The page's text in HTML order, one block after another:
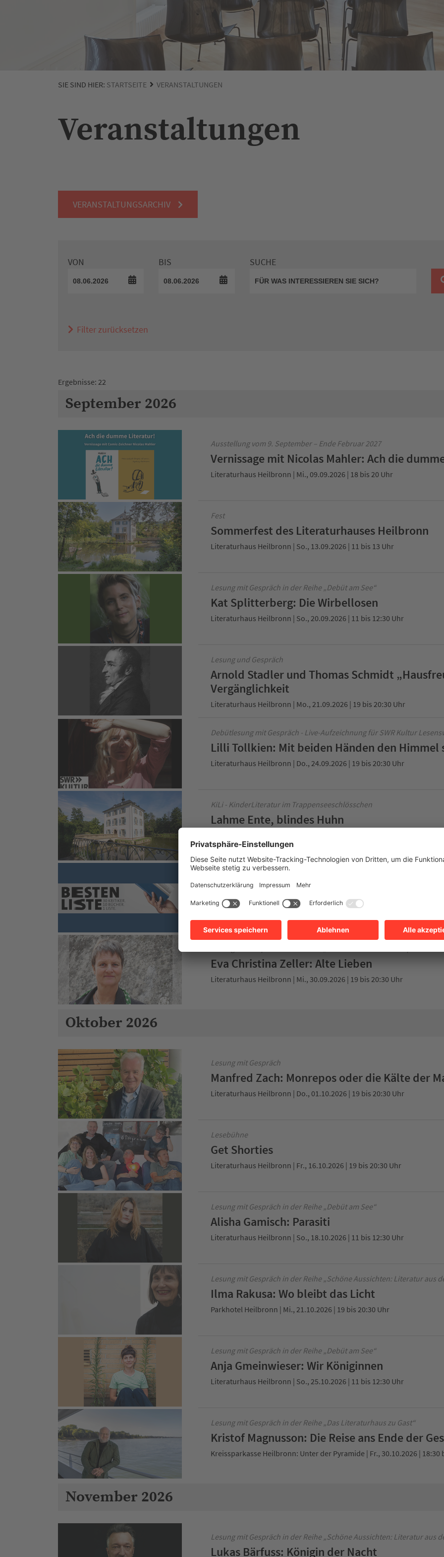
SIE SIND HIER: STARTSEITE VERANSTALTUNGEN
Veranstaltungen
VERANSTALTUNGSARCHIV
VON BIS SUCHE
Filter zurücksetzen
Ergebnisse: 22
September 2026
Ausstellung vom 9. September – Ende Februar 2027
Vernissage mit Nicolas Mahler: Ach die
Literaturhaus Heilbronn | Mi., 09.09.2026 | 18 bis 20 Uhr
Fest
Sommerfest des Literaturhauses Heilbronn
Literaturhaus Heilbronn | So., 13.09.2026 | 11 bis 13 Uhr
Lesung mit Gespräch in der Reihe „Debüt am See“
Kat Splitterberg: Die Wirbellosen
Literaturhaus Heilbronn | So., 20.09.2026 | 11 bis 12:30 Uhr
Lesung und Gespräch
Arnold Stadler und Thomas Schmidt
Vergänglichkeit
Literaturhaus Heilbronn | Mo., 21.09.2026 | 19 bis 20:30 Uhr
Debütlesung mit Gespräch - Live-Aufzeichnung für SWR Kultur
Lilli Tollkien: Mit beiden Händen den Himmel
Literaturhaus Heilbronn | Do., 24.09.2026 | 19 bis 20:30 Uhr
KiLi - KinderLiteratur im Trappenseeschlösschen
Lahme Ente, blindes Huhn
SWR Bestenliste
Schießhaus | Di., 29.09.2026 | 19 bis 20:30 Uhr
Eva Christina Zeller: Alte Lieben
Literaturhaus Heilbronn | Mi., 30.09.2026 | 19 bis 20:30 Uhr
Oktober 2026
Lesung mit Gespräch
Manfred Zach: Monrepos oder die Kälte der
Literaturhaus Heilbronn | Do., 01.10.2026 | 19 bis 20:30 Uhr
Lesebühne
Get Shorties
Literaturhaus Heilbronn | Fr., 16.10.2026 | 19 bis 20:30 Uhr
Lesung mit Gespräch in der Reihe „Debüt am See“
Alisha Gamisch: Parasiti
Literaturhaus Heilbronn | So., 18.10.2026 | 11 bis 12:30 Uhr
Lesung mit Gespräch in der Reihe „Schöne Aussichten: Literatur aus
Ilma Rakusa: Wo bleibt das Licht
Parkhotel Heilbronn | Mi., 21.10.2026 | 19 bis 20:30 Uhr
Lesung mit Gespräch in der Reihe „Debüt am See“
Anja Gmeinwieser: Wir Königinnen
Literaturhaus Heilbronn | So., 25.10.2026 | 11 bis 12:30 Uhr
Lesung mit Gespräch in der Reihe „Das Literaturhaus zu Gast“
Kristof Magnusson: Die Reise ans Ende der
Kreissparkasse Heilbronn: Unter der Pyramide | Fr., 30.10.2026 | 18:30
November 2026
Lesung mit Gespräch in der Reihe „Schöne Aussichten: Literatur aus
Lukas Bärfuss: Königin der Nacht